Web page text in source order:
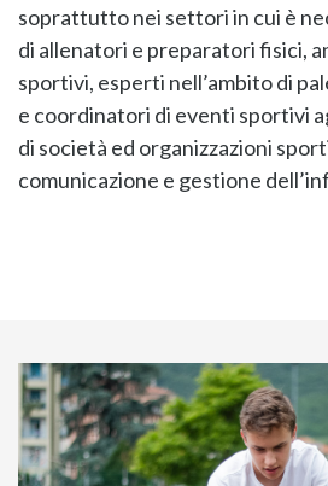
soprattutto nei settori in cui è
di allenatori e preparatori fisici,
sportivi, esperti nell’ambito di
e coordinatori di eventi sportivi
di società ed organizzazioni
comunicazione e gestione